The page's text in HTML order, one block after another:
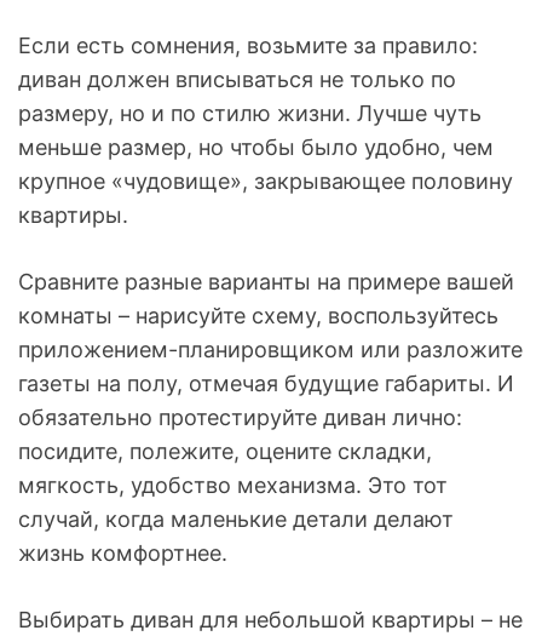
Если есть сомнения, возьмите за правило:
диван должен вписываться не только по
размеру, но и по стилю жизни. Лучше чуть
меньше размер, но чтобы было удобно, чем
крупное «чудовище», закрывающее половину
квартиры.
Сравните разные варианты на примере вашей
комнаты – нарисуйте схему, воспользуйтесь
приложением-планировщиком или разложите
газеты на полу, отмечая будущие габариты. И
обязательно протестируйте диван лично:
посидите, полежите, оцените складки,
мягкость, удобство механизма. Это тот
случай, когда маленькие детали делают
жизнь комфортнее.
Выбирать диван для небольшой квартиры – не